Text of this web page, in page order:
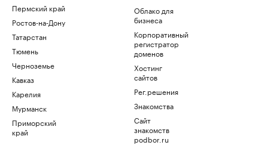
Пермский край
Ростов-на-Дону
Татарстан
Тюмень
Черноземье
Кавказ
Карелия
Мурманск
Приморский
край
Облако для
бизнеса
Корпоративный
регистратор
доменов
Хостинг
сайтов
Рег.решения
Знакомства
Сайт
знакомств
podbor.ru